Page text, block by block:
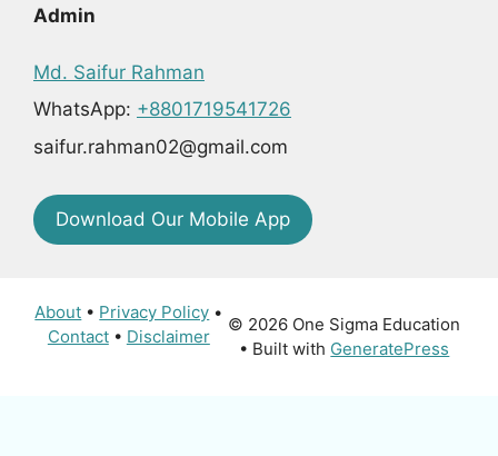
Admin
Md. Saifur Rahman
WhatsApp: +8801719541726
saifur.rahman02@gmail.com
Download Our Mobile App
About • Privacy Policy •
Contact• Disclaimer
© 2026 One Sigma Education
• Built with GeneratePress